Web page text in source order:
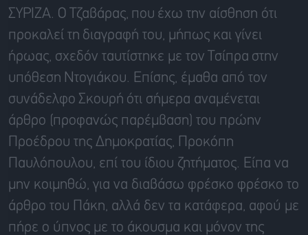
ΣΥΡΙΖΑ. Ο
Τζαβάρας, που έχω την αίσθηση ότι
προκαλεί τη διαγραφή του, μήπως και γίνει
ήρωας, σχεδόν ταυτίστηκε με τον
Τσίπρα στην
υπόθεση Ντογιάκου . Επίσης, έμαθα από τον
συνάδελφο Σκουρή ότι σήμερα αναμένεται
άρθρο (προφανώς παρέμβαση) του πρώην
Προέδρου της Δημοκρατίας, Προκόπη
Παυλόπουλου, επί του ίδιου ζητήματος. Είπα να
μην κοιμηθώ, για να διαβάσω φρέσκο φρέσκο το
άρθρο του
Πάκη , αλλά δεν τα κατάφερα, αφού με
πήρε ο ύπνος με το άκουσμα και μόνον της